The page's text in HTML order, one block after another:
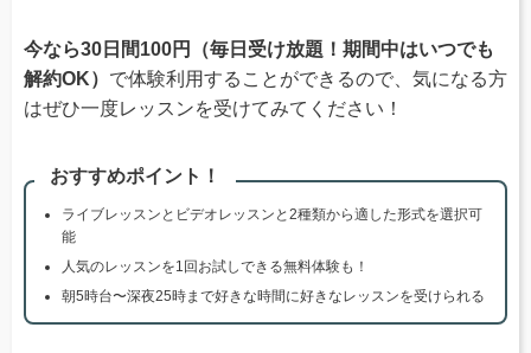
今なら30日間100円（毎日受け放題！期間中はいつでも
解約OK） で体験利用することができるので、気になる方
はぜひ一度レッスンを受けてみてください！
おすすめポイント！
ライブレッスンとビデオレッスンと2種類から適した形式を選択可
能
人気のレッスンを1回お試しできる無料体験も！
朝5時台〜深夜25時まで好きな時間に好きなレッスンを受けられる